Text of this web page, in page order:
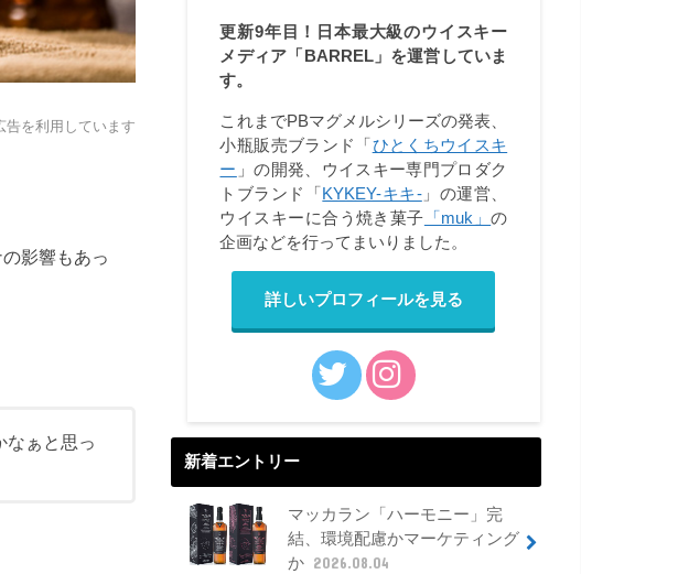
を利用しています
影響もあっ
なぁと思っ
更新9年目！日本最大級のウイスキー
メディア「BARREL」を運営していま
す。
これまでPBマグメルシリーズの発表、
小瓶販売ブランド「 ひとくちウイスキ
ー 」の開発、ウイスキー専門プロダク
トブランド「 KYKEY-キキ-」の運営、
ウイスキーに合う焼き菓子 「muk」の
企画などを行ってまいりました。
詳しいプロフィールを見る
新着エントリー
マッカラン「ハーモニー」完
結、環境配慮かマーケティング
か 2026.08.04